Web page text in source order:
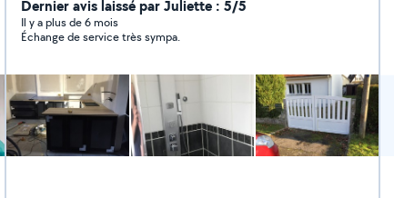
Dernier avis laissé par Juliette : 5/5
Il y a plus de 6 mois
Échange de service très sympa.